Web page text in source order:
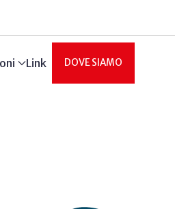
Link DOVE SIAMO